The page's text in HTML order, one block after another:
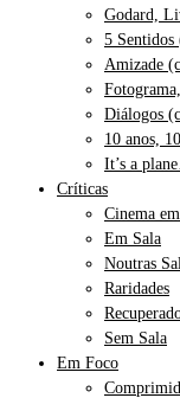
Godard,
5 Sentidos
Amizade
Diálogos
10 anos,
It’s a
Críticas
Cinema
Em Sala
Noutras
Raridades
Sem Sala
Em Foco